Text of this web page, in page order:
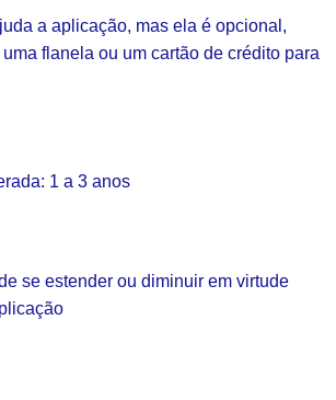
a aplicação, mas ela é opcional,
flanela ou um cartão de crédito para
1 a 3 anos
se estender ou diminuir em virtude